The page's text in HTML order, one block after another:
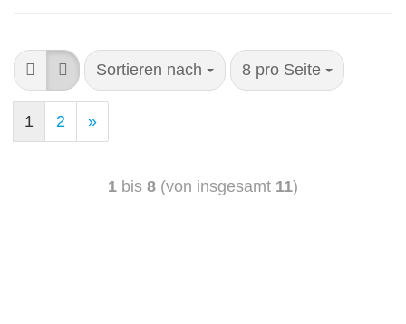
Sortieren nach 8 pro Seite
1 2 »
1 bis 8 (von insgesamt 11)